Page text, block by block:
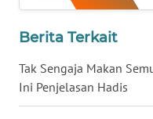
Berita Terkait
Tak Sengaja Makan
Ini Penjelasan Hadis
SULTRA
WN